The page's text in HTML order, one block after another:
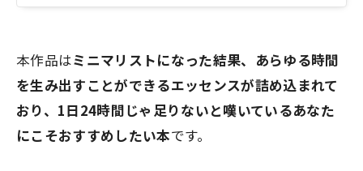
本作品はミニマリストになった結果、あらゆる時間
を生み出すことができるエッセンスが詰め込まれて
おり、 1日24時間じゃ足りないと嘆いているあなた
にこそおすすめしたい本です。